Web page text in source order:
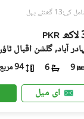
کی:13 گھنٹے پہل
PKR
آباد, گلشنِ اقبال
9
6 94 مربع یارڈ
ای میل